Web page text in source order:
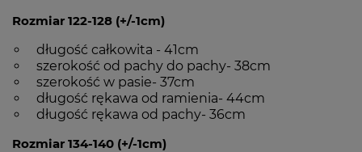
Rozmiar 122-128 (+/-1cm)
długość całkowita - 41cm
szerokość od pachy do pachy- 38cm
szerokość w pasie- 37cm
długość rękawa od ramienia- 44cm
długość rękawa od pachy- 36cm
Rozmiar 134-140 (+/-1cm)